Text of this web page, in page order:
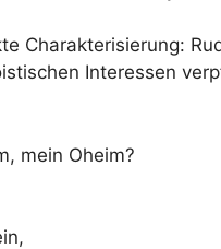
Charakterisierung:
Interessen
mein Oheim?